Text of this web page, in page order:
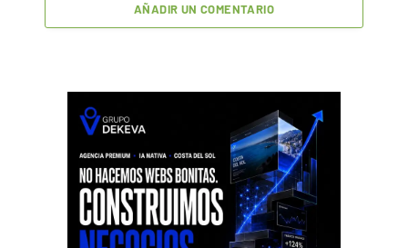
AÑADIR UN COMENTARIO